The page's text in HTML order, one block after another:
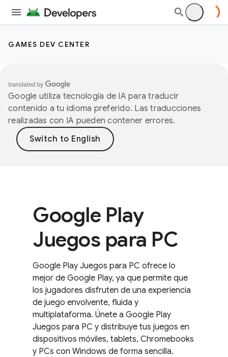
GAMES DEV CENTER
Google utiliza tecnología de IA para traducir
contenido a tu idioma preferido. Las traducciones
realizadas con IA pueden contener errores.
Google Play
Juegos para PC
Google Play Juegos para PC ofrece lo
mejor de Google Play, ya que permite que
los jugadores disfruten de una experiencia
de juego envolvente, fluida y
multiplataforma. Únete a Google Play
Juegos para PC y distribuye tus juegos en
dispositivos móviles, tablets, Chromebooks
y PCs con Windows de forma sencilla.